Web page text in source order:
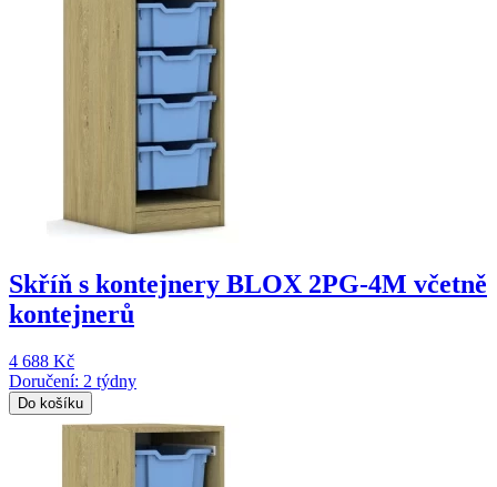
Skříň s kontejnery BLOX 2PG-4M včetně
kontejnerů
4 688 Kč
Doručení: 2 týdny
Do košíku